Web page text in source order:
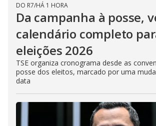
DO R7/HÁ 1 HORA
Da campanha à posse,
calendário completo
eleições 2026
TSE organiza cronograma desde as
posse dos eleitos, marcado por uma
data